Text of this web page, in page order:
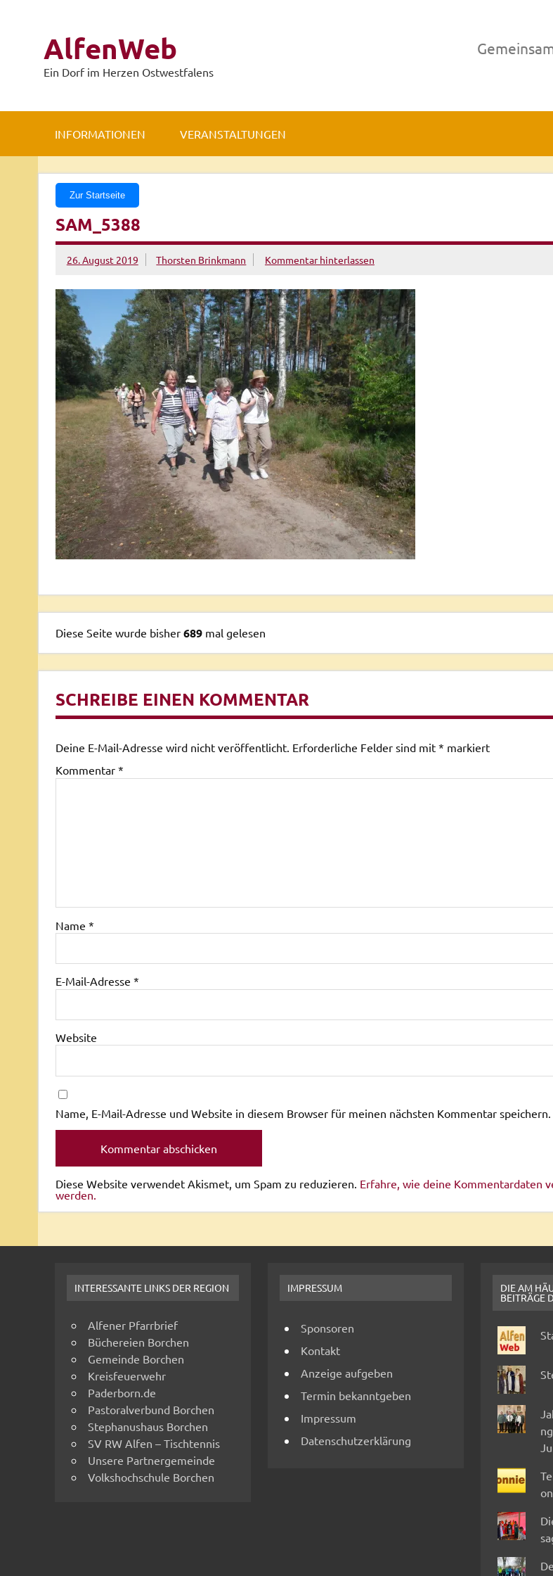
AlfenWeb
Ein Dorf im Herzen Ostwestfalens
INFORMATIONEN VERANSTALTUNGEN
Zur Startseite
SAM_5388
26. August 2019 Thorsten Brinkmann Kommentar hinterlassen
Diese Seite wurde bisher689 mal gelesen
SCHREIBE EINEN KOMMENTAR
Deine E-Mail-Adresse wird nicht veröffentlicht. Erforderliche Felder sind mit * markiert
Kommentar *
Name *
E-Mail-Adresse *
Website
Name, E-Mail-Adresse und Website in diesem Browser für meinen nächsten Kommentar speichern.
Diese Website verwendet Akismet, um Spam zu reduzieren. Erfahre, wie deine Kommentardaten
werden.
INTERESSANTE LINKS DER REGION
Alfener Pfarrbrief
Büchereien Borchen
Gemeinde Borchen
Kreisfeuerwehr
Paderborn.de
Pastoralverbund Borchen
Stephanushaus Borchen
SV RW Alfen – Tischtennis
Unsere Partnergemeinde
Volkshochschule Borchen
IMPRESSUM
Sponsoren
Kontakt
Anzeige aufgeben
Termin bekanntgeben
Impressum
Datenschutzerklärung
DIE AM
BEITRÄGE